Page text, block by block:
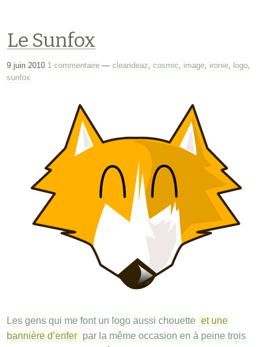
Le Sunfox
9 juin 2010 1 commentaire —clearideaz ,cosmic image ironie logo
sunfox
Les gens qui me font un logo aussi chouette et une
bannière d’enfer par la même occasion en à peine trois